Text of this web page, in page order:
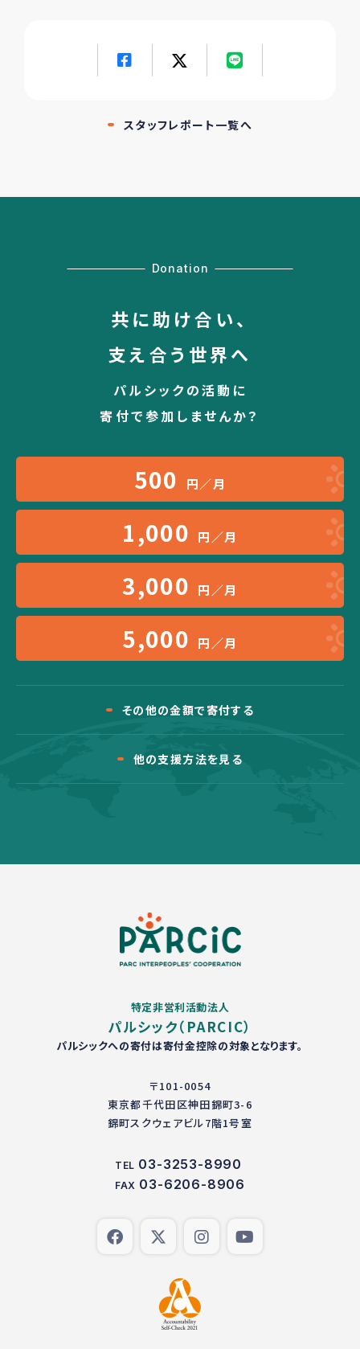
スタッフレポート一覧へ
Donation
共に助け合い、
支え合う世界へ
パルシックの活動に
寄付で参加しませんか？
500 円／月
1,000 円／月
3,000 円／月
5,000 円／月
その他の金額で寄付する
他の支援方法を見る
特定非営利活動法人
パルシック（PARCIC）
パルシックへの寄付は寄付金控除の対象となります。
〒101-0054
東京都千代田区神田錦町3-6
錦町スクウェアビル7階1号室
TEL 03-3253-8990
FAX 03-6206-8906